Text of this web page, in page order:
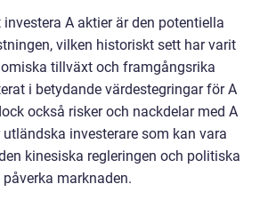
A aktier är den potentiella
vilken historiskt sett har varit
tillväxt och framgångsrika
i betydande värdestegringar för A
också risker och nackdelar med A
investerare som kan vara
kinesiska regleringen och politiska
marknaden.